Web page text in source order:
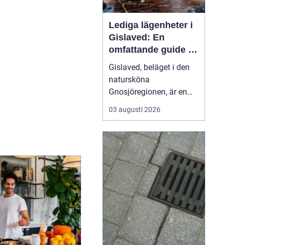
Lediga lägenheter i
Gislaved: En
omfattande guide till
rätt val
Gislaved, beläget i den
natursköna
Gnosjöregionen, är en
charmig kommun i
Jönköpings län känt för
och härliga natur. Med
närheten till Nissan, som
flyter genom kommunen
...
03 augusti 2026